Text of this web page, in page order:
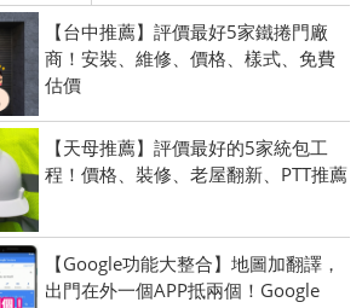
【台中推薦】評價最好5家鐵捲門廠
商！安裝、維修、價格、樣式、免費
估價
【天母推薦】評價最好的5家統包工
程！價格、裝修、老屋翻新、PTT推薦
【Google功能大整合】地圖加翻譯，
出門在外一個APP抵兩個！Google